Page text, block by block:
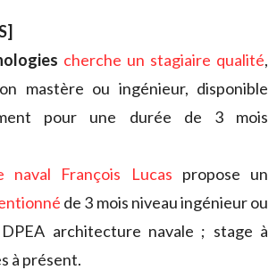
cherche un stagiaire qualité,
mastère ou ingénieur, disponible
pour une durée de 3 mois
naval François Lucas propose un
de 3 mois niveau ingénieur ou
architecture navale ; stage à
à présent.